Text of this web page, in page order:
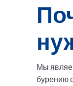
Мы
бурению